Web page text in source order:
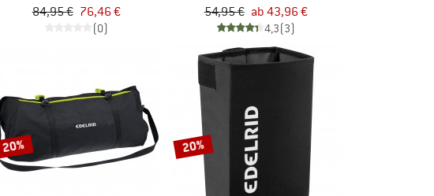
84,95 € 76,46 €
(0)
54,95 € ab 43,96 €
4,3(3)
20% 20%